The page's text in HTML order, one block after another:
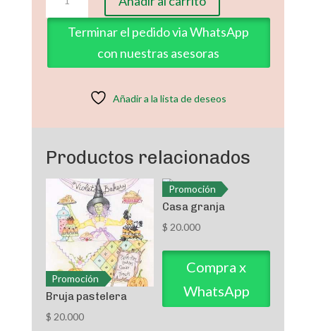
Nieve
cantidad
Terminar el pedido via WhatsApp
con nuestras asesoras
Añadir a la lista de deseos
Productos relacionados
Promoción
Bruja pastelera
$ 20.000
Promoción
Casa granja
$ 20.000
Compra x
WhatsApp